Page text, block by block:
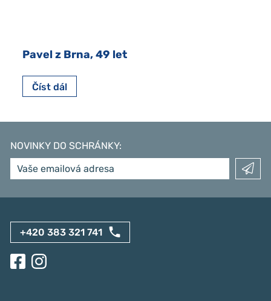
Pavel z Brna, 49 let
Číst dál
NOVINKY DO SCHRÁNKY:
+420 383 321 741